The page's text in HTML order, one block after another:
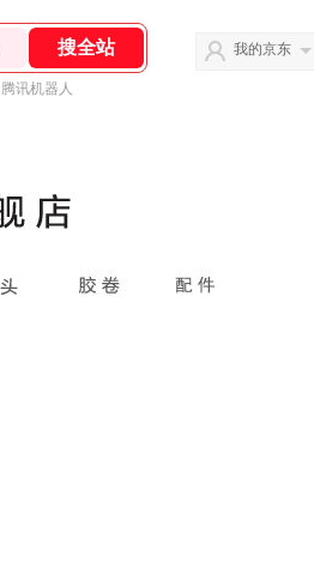
腾讯机器人
我的京东